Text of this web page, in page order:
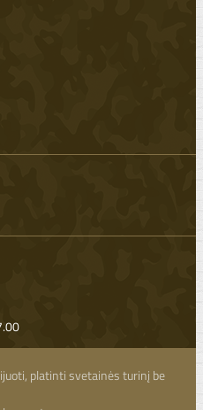
platinti svetainės turinį be